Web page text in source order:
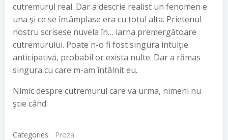
cutremurul real. Dar a descrie realist un fenomen e
una şi ce se întâmplase era cu totul alta. Prietenul
nostru scrisese nuvela în… iarna premergătoare
cutremurului. Poate n-o fi fost singura intuiţie
anticipativă, probabil or exista nulte. Dar a rămas
singura cu care m-am întâlnit eu.
Nimic despre cutremurul care va urma, nimeni nu
ştie când.
Categories: Proza